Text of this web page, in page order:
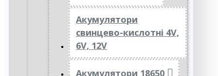
Акумулятори
свинцево-кислотні 4V,
6V, 12V
Акумулятори 18650